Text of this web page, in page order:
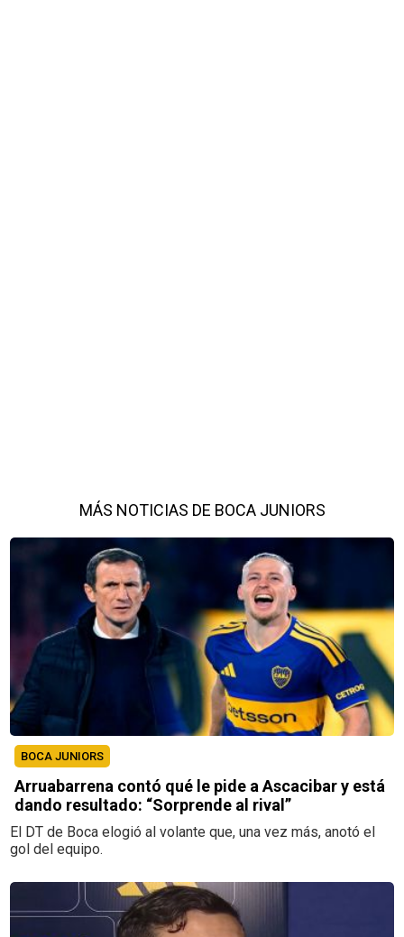
MÁS NOTICIAS DE BOCA JUNIORS
BOCA JUNIORS
Arruabarrena contó qué le pide a Ascacibar y está
dando resultado: “Sorprende al rival”
El DT de Boca elogió al volante que, una vez más, anotó el
gol del equipo.